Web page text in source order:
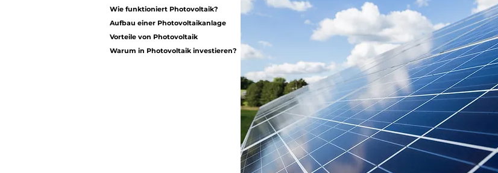
Wie funktioniert Photovoltaik?
Aufbau einer Photovoltaikanlage
Vorteile von Photovoltaik
Warum in Photovoltaik investieren?